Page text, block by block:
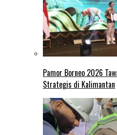
Pamor Borneo 2026
Strategis di Kalimantan